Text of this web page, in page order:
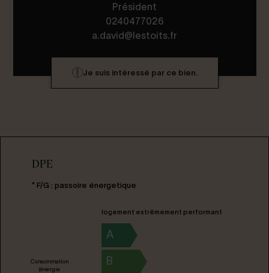
Président
0240477026
a.david@lestoits.fr
Je suis intéressé par ce bien.
DPE
* F/G : passoire énergetique
logement extrêmement performant
A
B
Consommation
(énergie